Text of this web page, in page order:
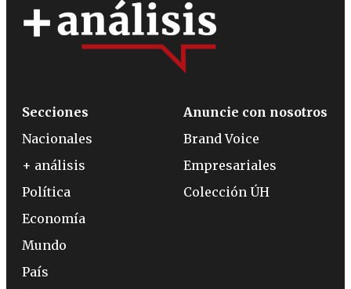
Secciones
Nacionales
+ análisis
Política
Economía
Mundo
País
Anuncie con nosotros
Brand Voice
Empresariales
Colección ÚH